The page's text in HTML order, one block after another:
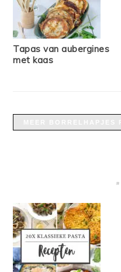
Tapas van aubergines
met kaas